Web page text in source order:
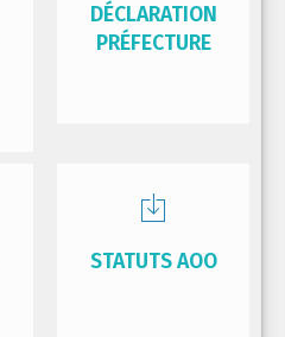
DÉCLARATION
PRÉFECTURE
STATUTS AOO